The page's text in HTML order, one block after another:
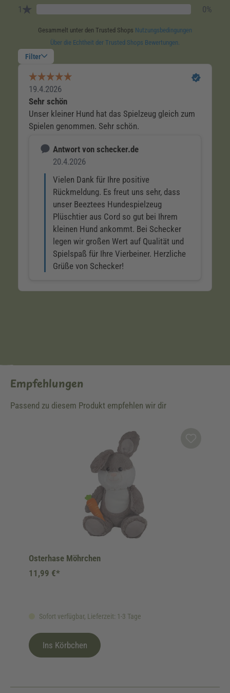
Empfehlungen
Passend zu diesem Produkt empfehlen wir dir
Osterhase Möhrchen
Sofort verfügbar, Lieferzeit: 1-3 Tage
11,99 €*
Ins Körbchen